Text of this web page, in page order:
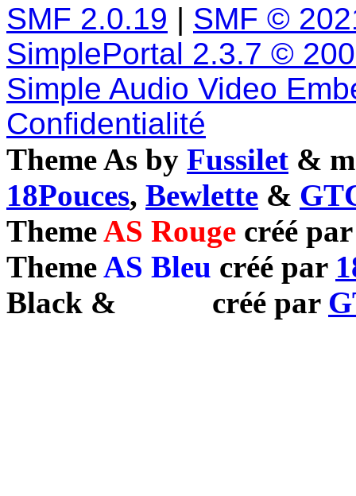
SMF 2.0.19 | SMF ©
SimplePortal 2.3.7 ©
Simple Audio Video
Confidentialité
Theme As by Fussilet &
18Pouces, Bewlette &
Theme AS Rouge créé
Theme AS Bleu créé par
Black & créé par